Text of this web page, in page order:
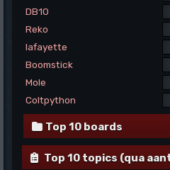
DB10
Reko
lafayette
Boomstick
Mole
Coltpython
Top 10 boards
Top 10 topics (qua